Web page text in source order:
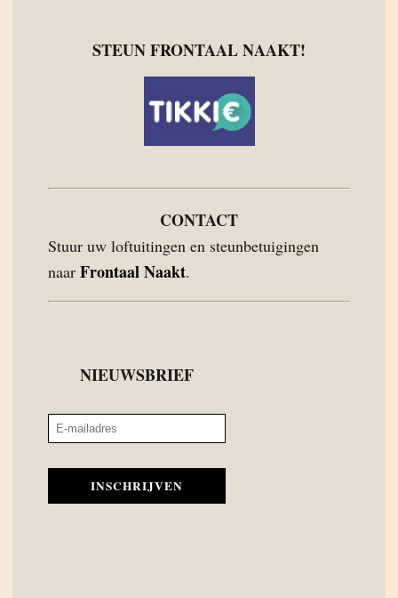
STEUN FRONTAAL NAAKT!
CONTACT
Stuur uw loftuitingen en steunbetuigingen
naar Frontaal Naakt.
NIEUWSBRIEF
INSCHRIJVEN